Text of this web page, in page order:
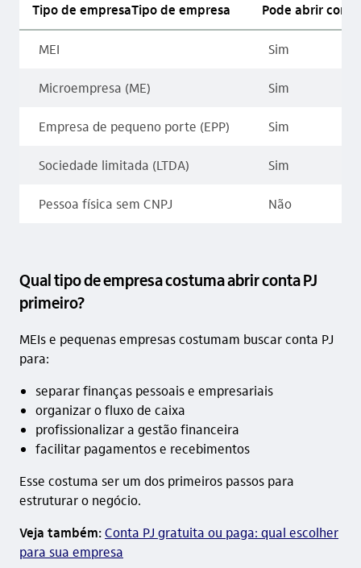
Tipo de empresaTipo de empresa Pode abrir
MEI Sim
Microempresa (ME) Sim
Empresa de pequeno porte (EPP) Sim
Sociedade limitada (LTDA) Sim
Pessoa física sem CNPJ Não
Qual tipo de empresa costuma abrir conta PJ
primeiro?
MEIs e pequenas empresas costumam buscar conta PJ
para:
separar finanças pessoais e empresariais
organizar o fluxo de caixa
profissionalizar a gestão financeira
facilitar pagamentos e recebimentos
Esse costuma ser um dos primeiros passos para
estruturar o negócio.
Veja também:Conta PJ gratuita ou paga: qual escolher
para sua empresa